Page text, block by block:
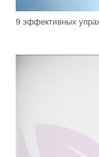
9 эффективных